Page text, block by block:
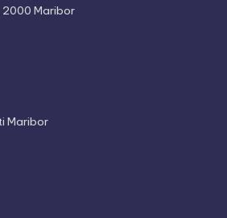
2000 Maribor
Maribor